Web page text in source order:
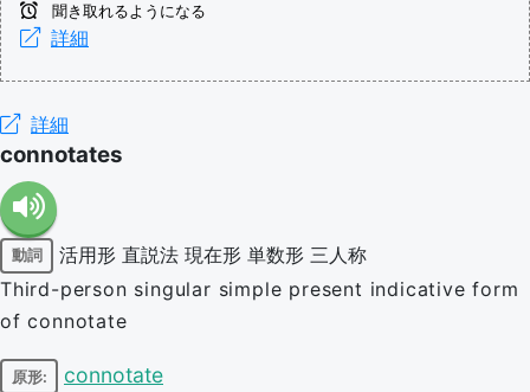
聞き取れるようになる
詳細
詳細
connotates
動詞 活用形 直説法 現在形 単数形 三人称
Third-person singular simple present indicative form
of connotate
原形: connotate